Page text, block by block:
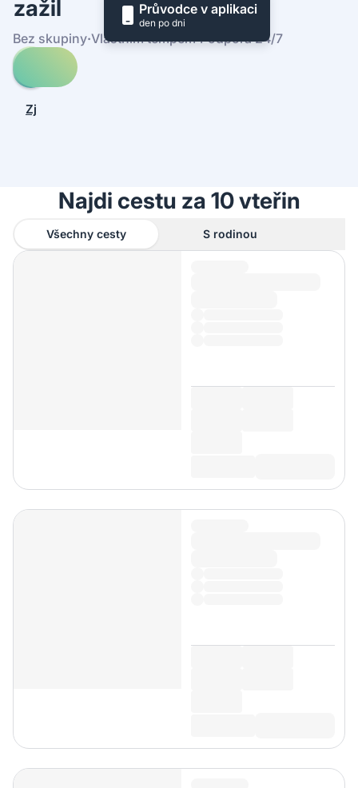
zažil
Bez skupiny·Vlastním tempem·Podpora 24/7
Prohledej
cesty
Zjistit,
Průvodce v aplikaci
den po dni
Najdi cestu za 10 vteřin
Všechny cesty S rodinou